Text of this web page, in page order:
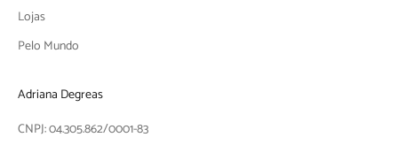
Lojas
Pelo Mundo
Adriana Degreas
CNPJ: 04.305.862/0001-83